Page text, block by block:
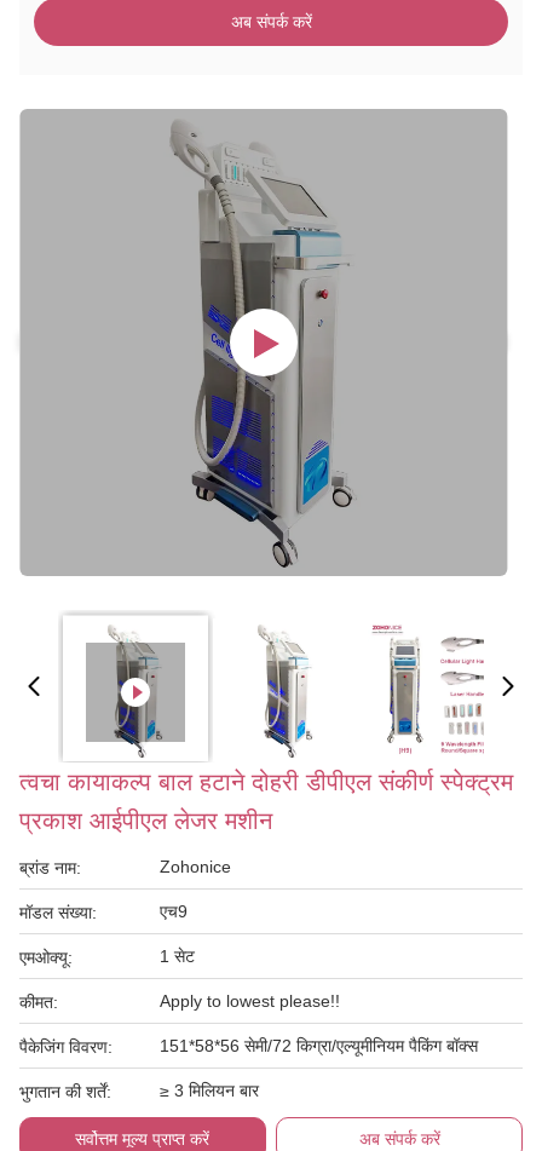
अब संपर्क करें
त्वचा कायाकल्प बाल हटाने दोहरी डीपीएल संकीर्ण स्पेक्ट्रम
प्रकाश आईपीएल लेजर मशीन
ब्रांड नाम: Zohonice
मॉडल संख्या: एच9
एमओक्यू: 1 सेट
कीमत: Apply to lowest please!!
पैकेजिंग विवरण: 151*58*56 सेमी/72 किग्रा/एल्यूमीनियम पैकिंग बॉक्स
भुगतान की शर्तें: ≥ 3 मिलियन बार
सर्वोत्तम मूल्य प्राप्त करें अब संपर्क करें